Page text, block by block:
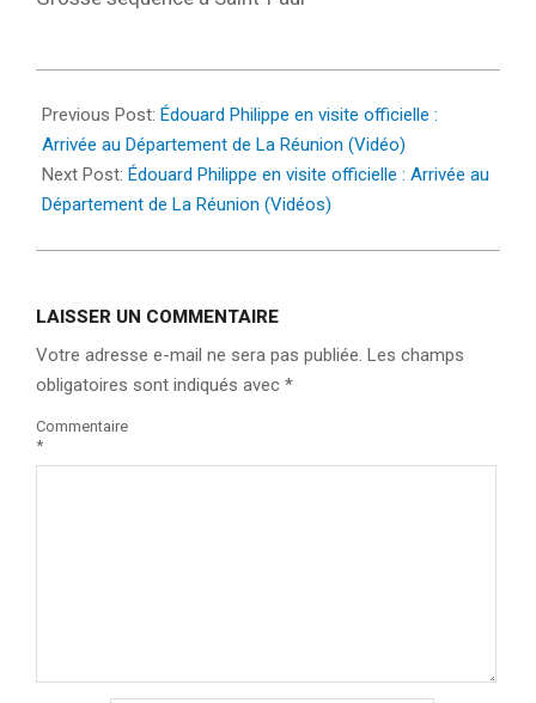
02-
20
Previous Post: Édouard Philippe en visite officielle :
Arrivée au Département de La Réunion (Vidéo)
Next Post: Édouard Philippe en visite officielle : Arrivée au
Département de La Réunion (Vidéos)
LAISSER UN COMMENTAIRE
Votre adresse e-mail ne sera pas publiée. Les champs
obligatoires sont indiqués avec *
Commentaire
*